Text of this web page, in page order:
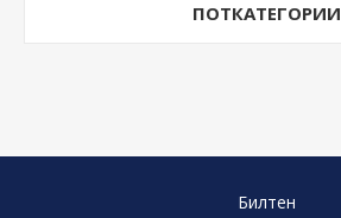
ПОТКАТЕГОРИИ
Билтен